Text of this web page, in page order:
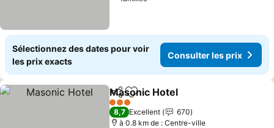
Sélectionnez des dates pour voir
les prix exacts
Consulter les prix
PartagerAjouter à mes favoris
Masonic Hotel
3 Étoiles
8,7 Excellent
670
à 0.8 km de : Centre-ville